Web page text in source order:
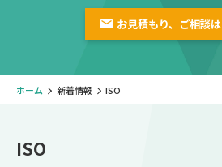
お見積もり、ご相談は
ホーム 新着情報 ISO
ISO